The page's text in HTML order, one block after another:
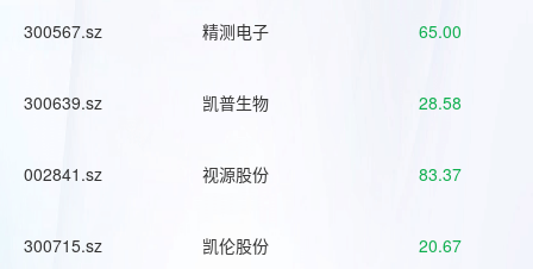
300567.sz 精测电子 65.00
300639.sz 凯普生物 28.58
002841.sz 视源股份 83.37
300715.sz 凯伦股份 20.67